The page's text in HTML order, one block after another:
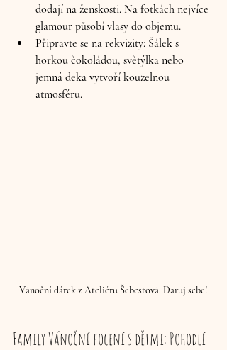
dodají na ženskosti. Na fotkách nejvíce
glamour působí vlasy do objemu.
Připravte se na rekvizity: Šálek s
horkou čokoládou, světýlka nebo
jemná deka vytvoří kouzelnou
atmosféru.
Vánoční dárek z Ateliéru Šebestová: Daruj sebe!
Family Vánoční focení s dětmi: Pohodlí